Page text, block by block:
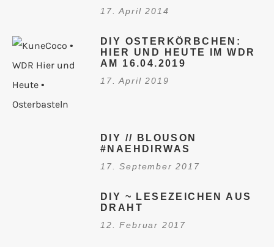
17. April 2014
DIY OSTERKÖRBCHEN:
HIER UND HEUTE IM WDR
AM 16.04.2019
17. April 2019
DIY // BLOUSON
#NAEHDIRWAS
17. September 2017
DIY ~ LESEZEICHEN AUS
DRAHT
12. Februar 2017